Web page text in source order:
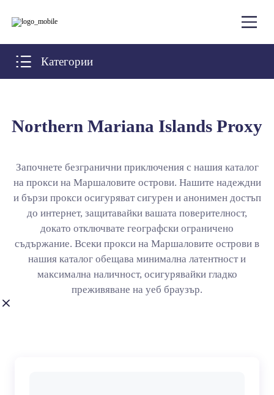
Northern Mariana Islands Proxy
Започнете безгранични приключения с нашия каталог
на прокси на Маршаловите острови. Нашите надеждни
и бързи прокси осигуряват сигурен и анонимен достъп
до интернет, защитавайки вашата поверителност,
докато отключвате географски ограничено
съдържание. Всеки прокси на Маршаловите острови в
нашия каталог обещава минимална латентност и
максимална наличност, осигурявайки гладко
преживяване на уеб браузър.
Категории